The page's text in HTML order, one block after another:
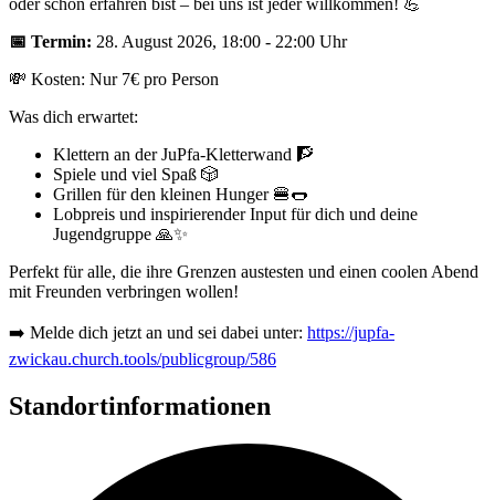
📅 Termin: 28. August 2026, 18:00 - 22:00 Uhr
💸 Kosten: Nur 7€ pro Person
Was dich erwartet:
Klettern an der JuPfa-Kletterwand 🧗
Spiele und viel Spaß 🎲
Grillen für den kleinen Hunger 🍔🌭
Lobpreis und inspirierender Input für dich und deine
Jugendgruppe 🙏✨
Perfekt für alle, die ihre Grenzen austesten und einen coolen Abend
mit Freunden verbringen wollen!
➡️ Melde dich jetzt an und sei dabei unter: https://jupfa-
zwickau.church.tools/publicgroup/586
Standortinformationen